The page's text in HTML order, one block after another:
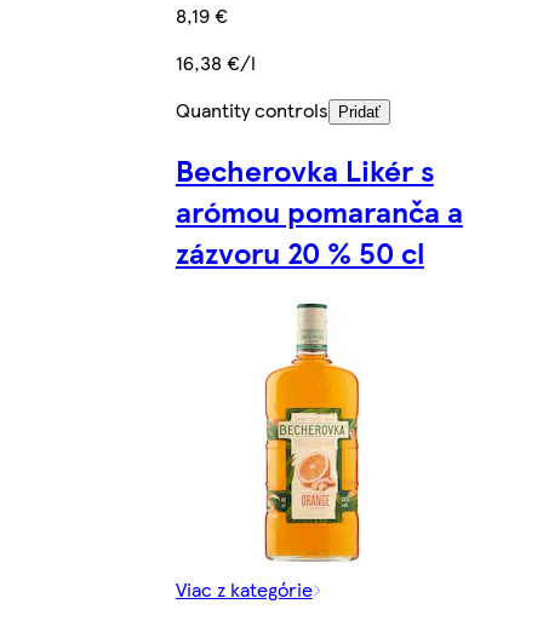
8,19 €
16,38 €/l
Quantity controls
Pridať
Becherovka Likér s
arómou pomaranča a
zázvoru 20 % 50 cl
Viac z kategórie